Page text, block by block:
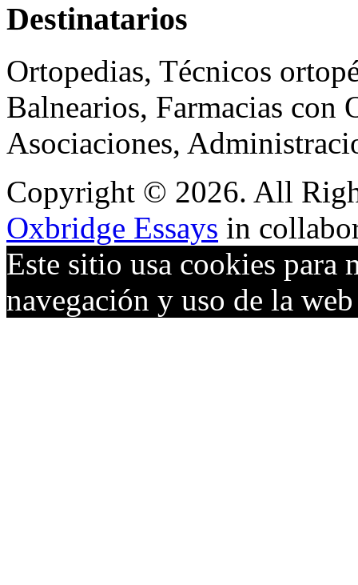
Destinatarios
Ortopedias, Técnicos
Balnearios, Farmacias con
Asociaciones,
Copyright © 2026. All
Oxbridge Essays in
Este sitio usa cookies para
navegación y uso de la